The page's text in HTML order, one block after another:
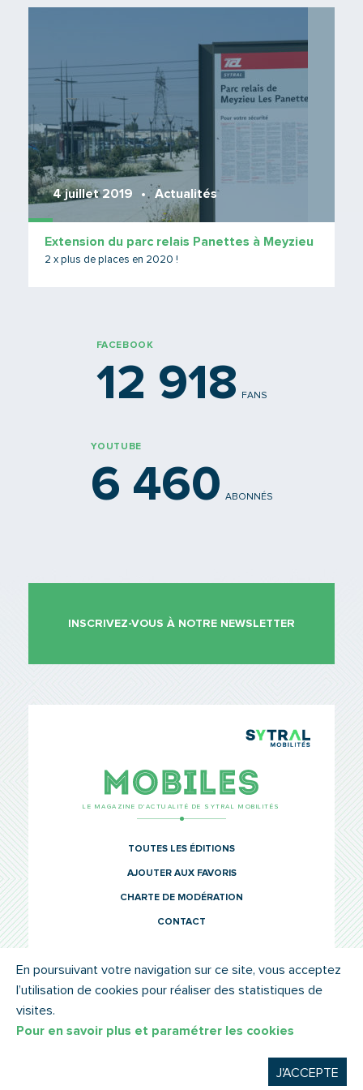
4 juillet 2019 Actualités
Extension du parc relais Panettes à Meyzieu
2 x plus de places en 2020 !
FACEBOOK
12 918 FANS
YOUTUBE
6 460 ABONNÉS
INSCRIVEZ-VOUS À NOTRE NEWSLETTER
LE MAGAZINE D’ACTUALITÉ DE SYTRAL MOBILITÉS
TOUTES LES ÉDITIONS
AJOUTER AUX FAVORIS
CHARTE DE MODÉRATION
CONTACT
© SYTRAL MOBILITÉS 2022 MENTIONS LÉGALES
En poursuivant votre navigation sur ce site, vous acceptez
l’utilisation de cookies pour réaliser des statistiques de
visites.
Pour en savoir plus et paramétrer les cookies
J'ACCEPTE